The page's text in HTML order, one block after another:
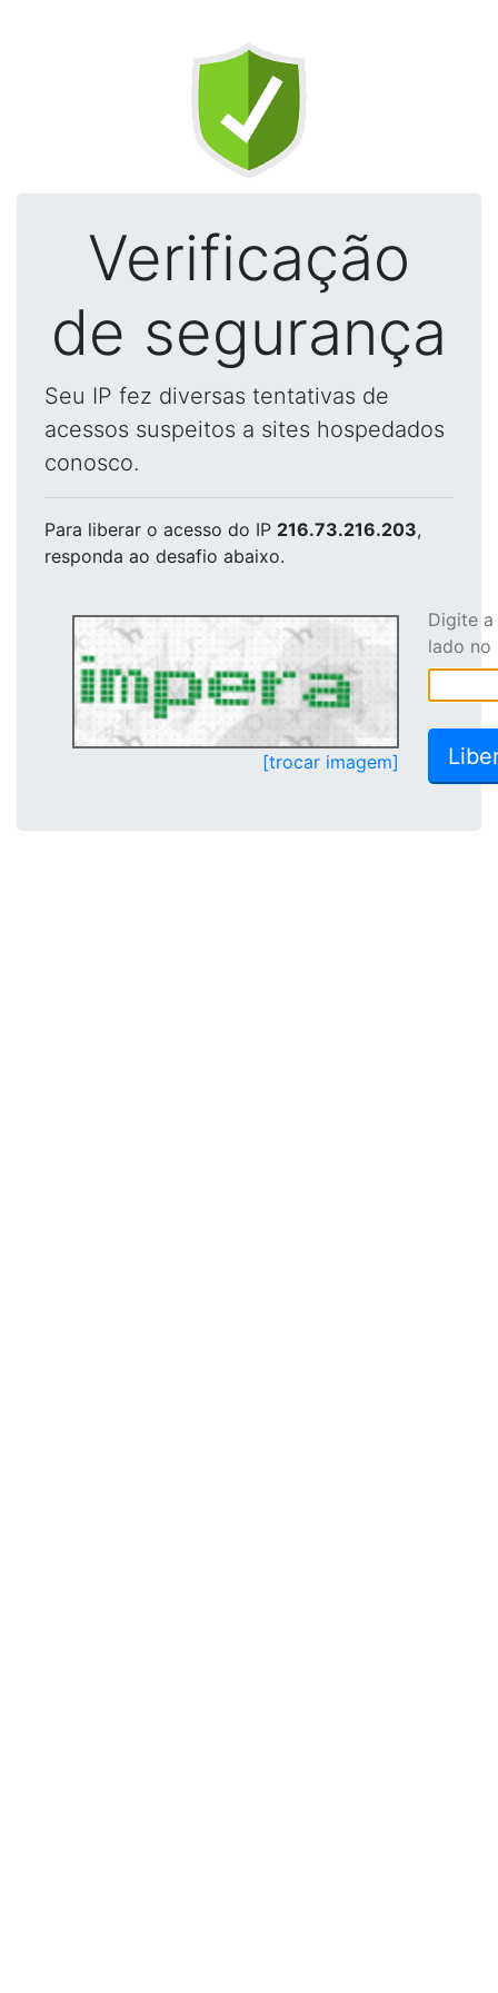
Verificação
de segurança
Seu IP fez diversas tentativas de
acessos suspeitos a sites hospedados
conosco.
Para liberar o acesso do IP 216.73.216.203,
responda ao desafio abaixo.
[trocar imagem]
Digite
lado no